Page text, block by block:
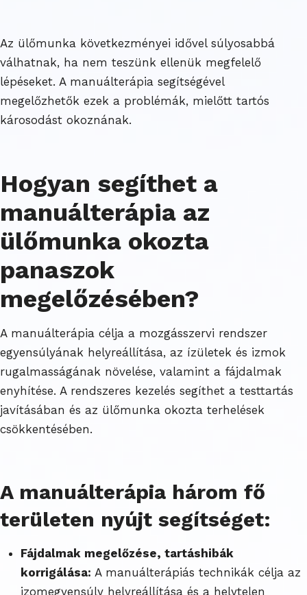
Az ülőmunka következményei idővel súlyosabbá
válhatnak, ha nem teszünk ellenük megfelelő
lépéseket. A manuálterápia segítségével
megelőzhetők ezek a problémák, mielőtt tartós
károsodást okoznának.
Hogyan segíthet a
manuálterápia az
ülőmunka okozta
panaszok
megelőzésében?
A manuálterápia célja a mozgásszervi rendszer
egyensúlyának helyreállítása, az ízületek és izmok
rugalmasságának növelése, valamint a fájdalmak
enyhítése. A rendszeres kezelés segíthet a testtartás
javításában és az ülőmunka okozta terhelések
csökkentésében.
A manuálterápia három fő
területen nyújt segítséget:
Fájdalmak megelőzése, tartáshibák
korrigálása: A manuálterápiás technikák célja az
izomegyensúly helyreállítása és a helytelen